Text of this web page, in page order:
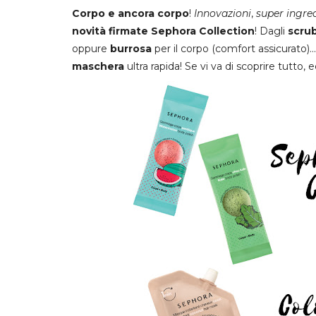
Corpo e ancora corpo! Innovazioni, super
novità firmate Sephora Collection! Dagli
oppure burrosa per il corpo (comfort
maschera ultra rapida! Se vi va di scoprire tutto,